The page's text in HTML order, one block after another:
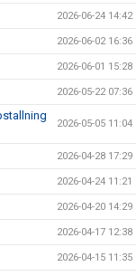
2026-06-24 14:42
2026-06-02 16:36
2026-06-01 15:28
2026-05-22 07:36
2026-05-05 11:04
2026-04-28 17:29
2026-04-24 11:21
2026-04-20 14:29
2026-04-17 12:38
2026-04-15 11:35